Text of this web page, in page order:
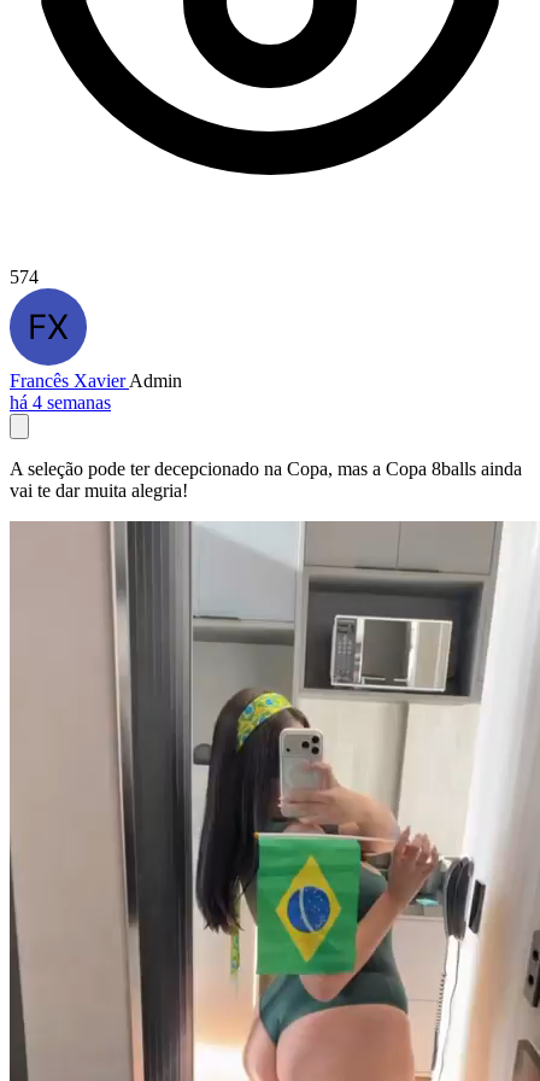
574
Francês XavierAdmin
há 4 semanas
A seleção pode ter decepcionado na Copa, mas a Copa 8balls ainda
vai te dar muita alegria!